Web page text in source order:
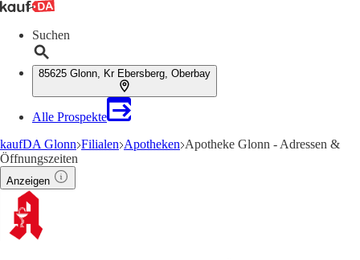
Suchen
85625 Glonn, Kr Ebersberg, Oberbay
Alle Prospekte
kaufDA Glonn Filialen Apotheken Apotheke Glonn - Adressen &
Öffnungszeiten
Anzeigen